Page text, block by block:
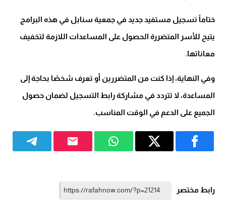
ختاماً تسجيل مستفيد جديد في جمعية سنابل في هذه البرامج
يتيح للأسر المتضررة الحصول على المساعدات اللازمة لتخفيف
معاناتها.
وفي النهاية، إذا كنت من المتضررين أو تعرف شخصًا بحاجة إلى
المساعدة، لا تتردد في مشاركة رابط التسجيل لضمان حصول
الجميع على الدعم في الوقت المناسب.
رابط مختصر